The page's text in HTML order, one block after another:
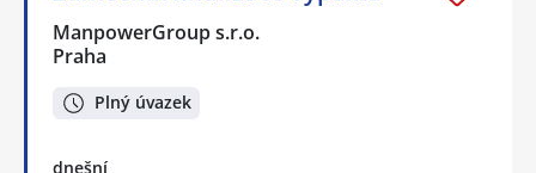
ManpowerGroup s.r.o.
Praha
Plný úvazek
dnešní